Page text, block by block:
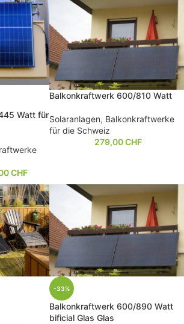
Watt für
CHF
Balkonkraftwerk 600/810 Watt
Solaranlagen, Balkonkraftwerke
für die Schweiz
279,00CHF
-33%
Balkonkraftwerk 600/890 Watt
bificial Glas Glas